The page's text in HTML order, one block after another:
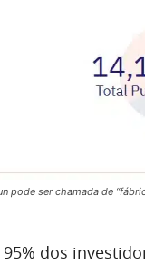
pode ser chamada de
dos